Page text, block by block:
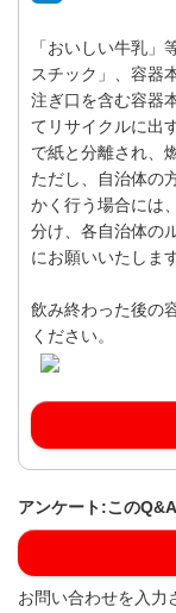
「おいしい牛乳
スチック」、容器
注ぎ口を含む容器
てリサイクルに出
で紙と分離され、
ただし、自治体の
かく行う場合には
分け、各自治体の
にお願いいたします
飲み終わった後の
ください。
アンケート:この
お問い合わせを入力